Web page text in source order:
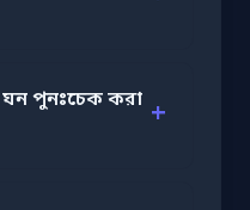
পুনঃচেক করা